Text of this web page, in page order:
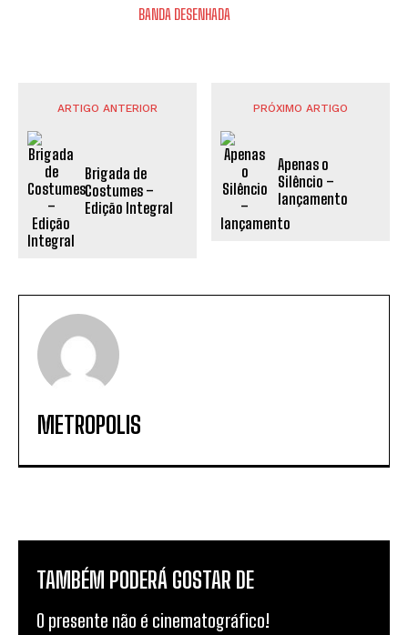
BANDA DESENHADA
ARTIGO ANTERIOR
Brigada de
Costumes –
Edição Integral
PRÓXIMO ARTIGO
Apenas o
Silêncio –
lançamento
METROPOLIS
TAMBÉM PODERÁ GOSTAR DE
O presente não é cinematográfico!